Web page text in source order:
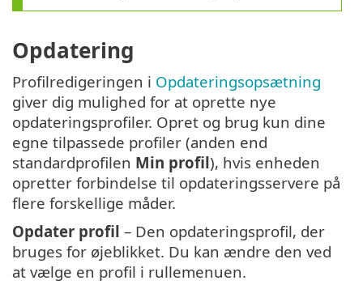
Opdatering
Profilredigeringen i Opdateringsopsætning
giver dig mulighed for at oprette nye
opdateringsprofiler. Opret og brug kun dine
egne tilpassede profiler (anden end
standardprofilen Min profil), hvis enheden
opretter forbindelse til opdateringsservere på
flere forskellige måder.
Opdater profil – Den opdateringsprofil, der
bruges for øjeblikket. Du kan ændre den ved
at vælge en profil i rullemenuen.